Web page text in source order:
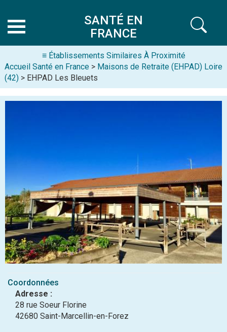
SANTÉ EN
FRANCE
≡ Établissements Similaires À Proximité
Accueil Santé en France > Maisons de Retraite (EHPAD) Loire
(42) > EHPAD Les Bleuets
Coordonnées
Adresse :
28 rue Soeur Florine
42680 Saint-Marcellin-en-Forez